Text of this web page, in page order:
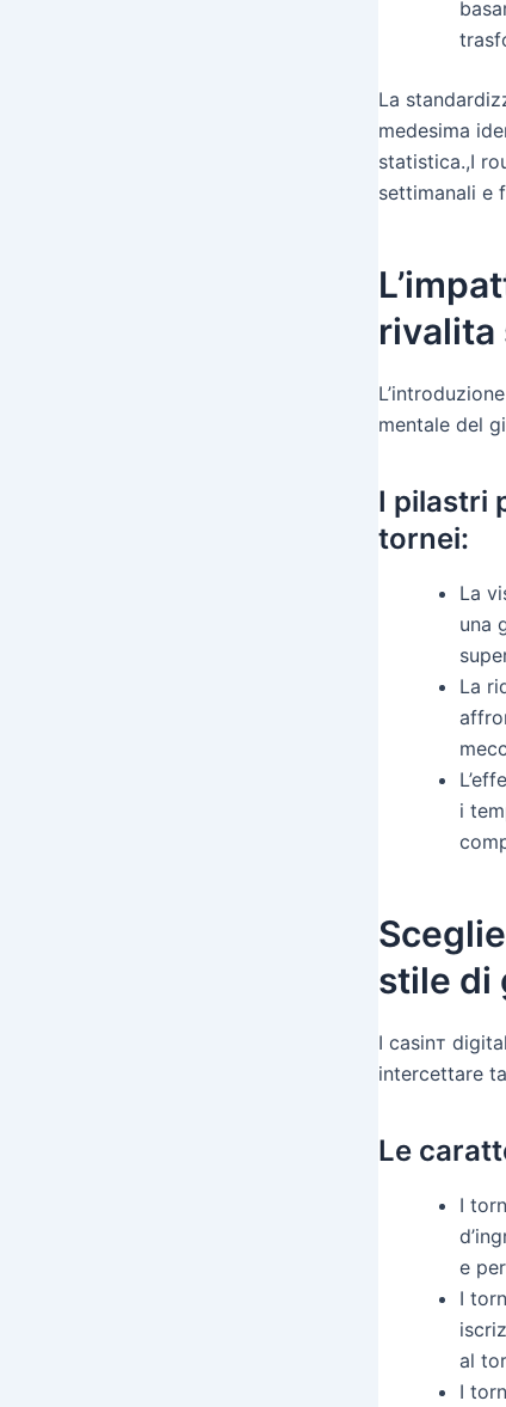
La
medesima
statistica.,I
settimanali e
rivalitа
mentale del
I pilastri
tornei:
La
una
La
i
stile di
I casinт
intercettare
Le
I
e
I
al
I